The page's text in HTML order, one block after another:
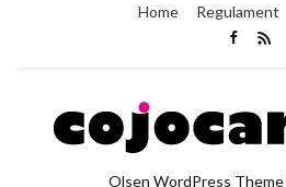
Home Regulament
Olsen WordPress Theme